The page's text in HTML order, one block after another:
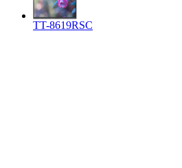
TT-8619RSC